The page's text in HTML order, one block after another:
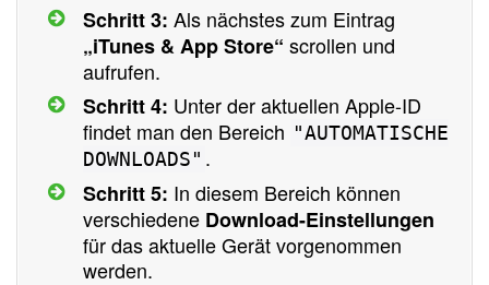
Schritt 3: Als nächstes zum Eintrag
„iTunes & App Store“ scrollen und
aufrufen.
Schritt 4: Unter der aktuellen Apple-ID
findet man den Bereich "AUTOMATISCHE
DOWNLOADS" .
Schritt 5: In diesem Bereich können
verschiedene Download-Einstellungen
für das aktuelle Gerät vorgenommen
werden.